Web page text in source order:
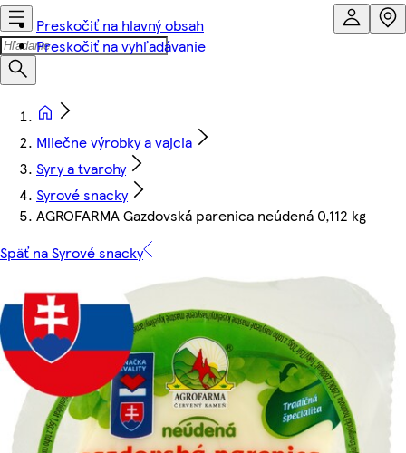
Preskočiť na hlavný obsah
Preskočiť na vyhľadávanie
Mliečne výrobky a vajcia
Syry a tvarohy
Syrové snacky
AGROFARMA Gazdovská parenica neúdená 0,112 kg
Späť na Syrové snacky